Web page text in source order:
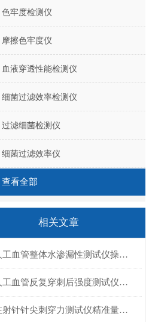
色牢度检测仪
摩擦色牢度仪
血液穿透性能检测仪
细菌过滤效率检测仪
过滤细菌检测仪
细菌过滤效率仪
查看全部
相关文章
人工血管整体水渗漏性测试仪操作中最容易出错的步骤
人工血管反复穿刺后强度测试仪是什么？透析患者的“生命管“质量靠它把关！
注射针针尖刺穿力测试仪精准量化针尖锋利度，构筑临床安全防线